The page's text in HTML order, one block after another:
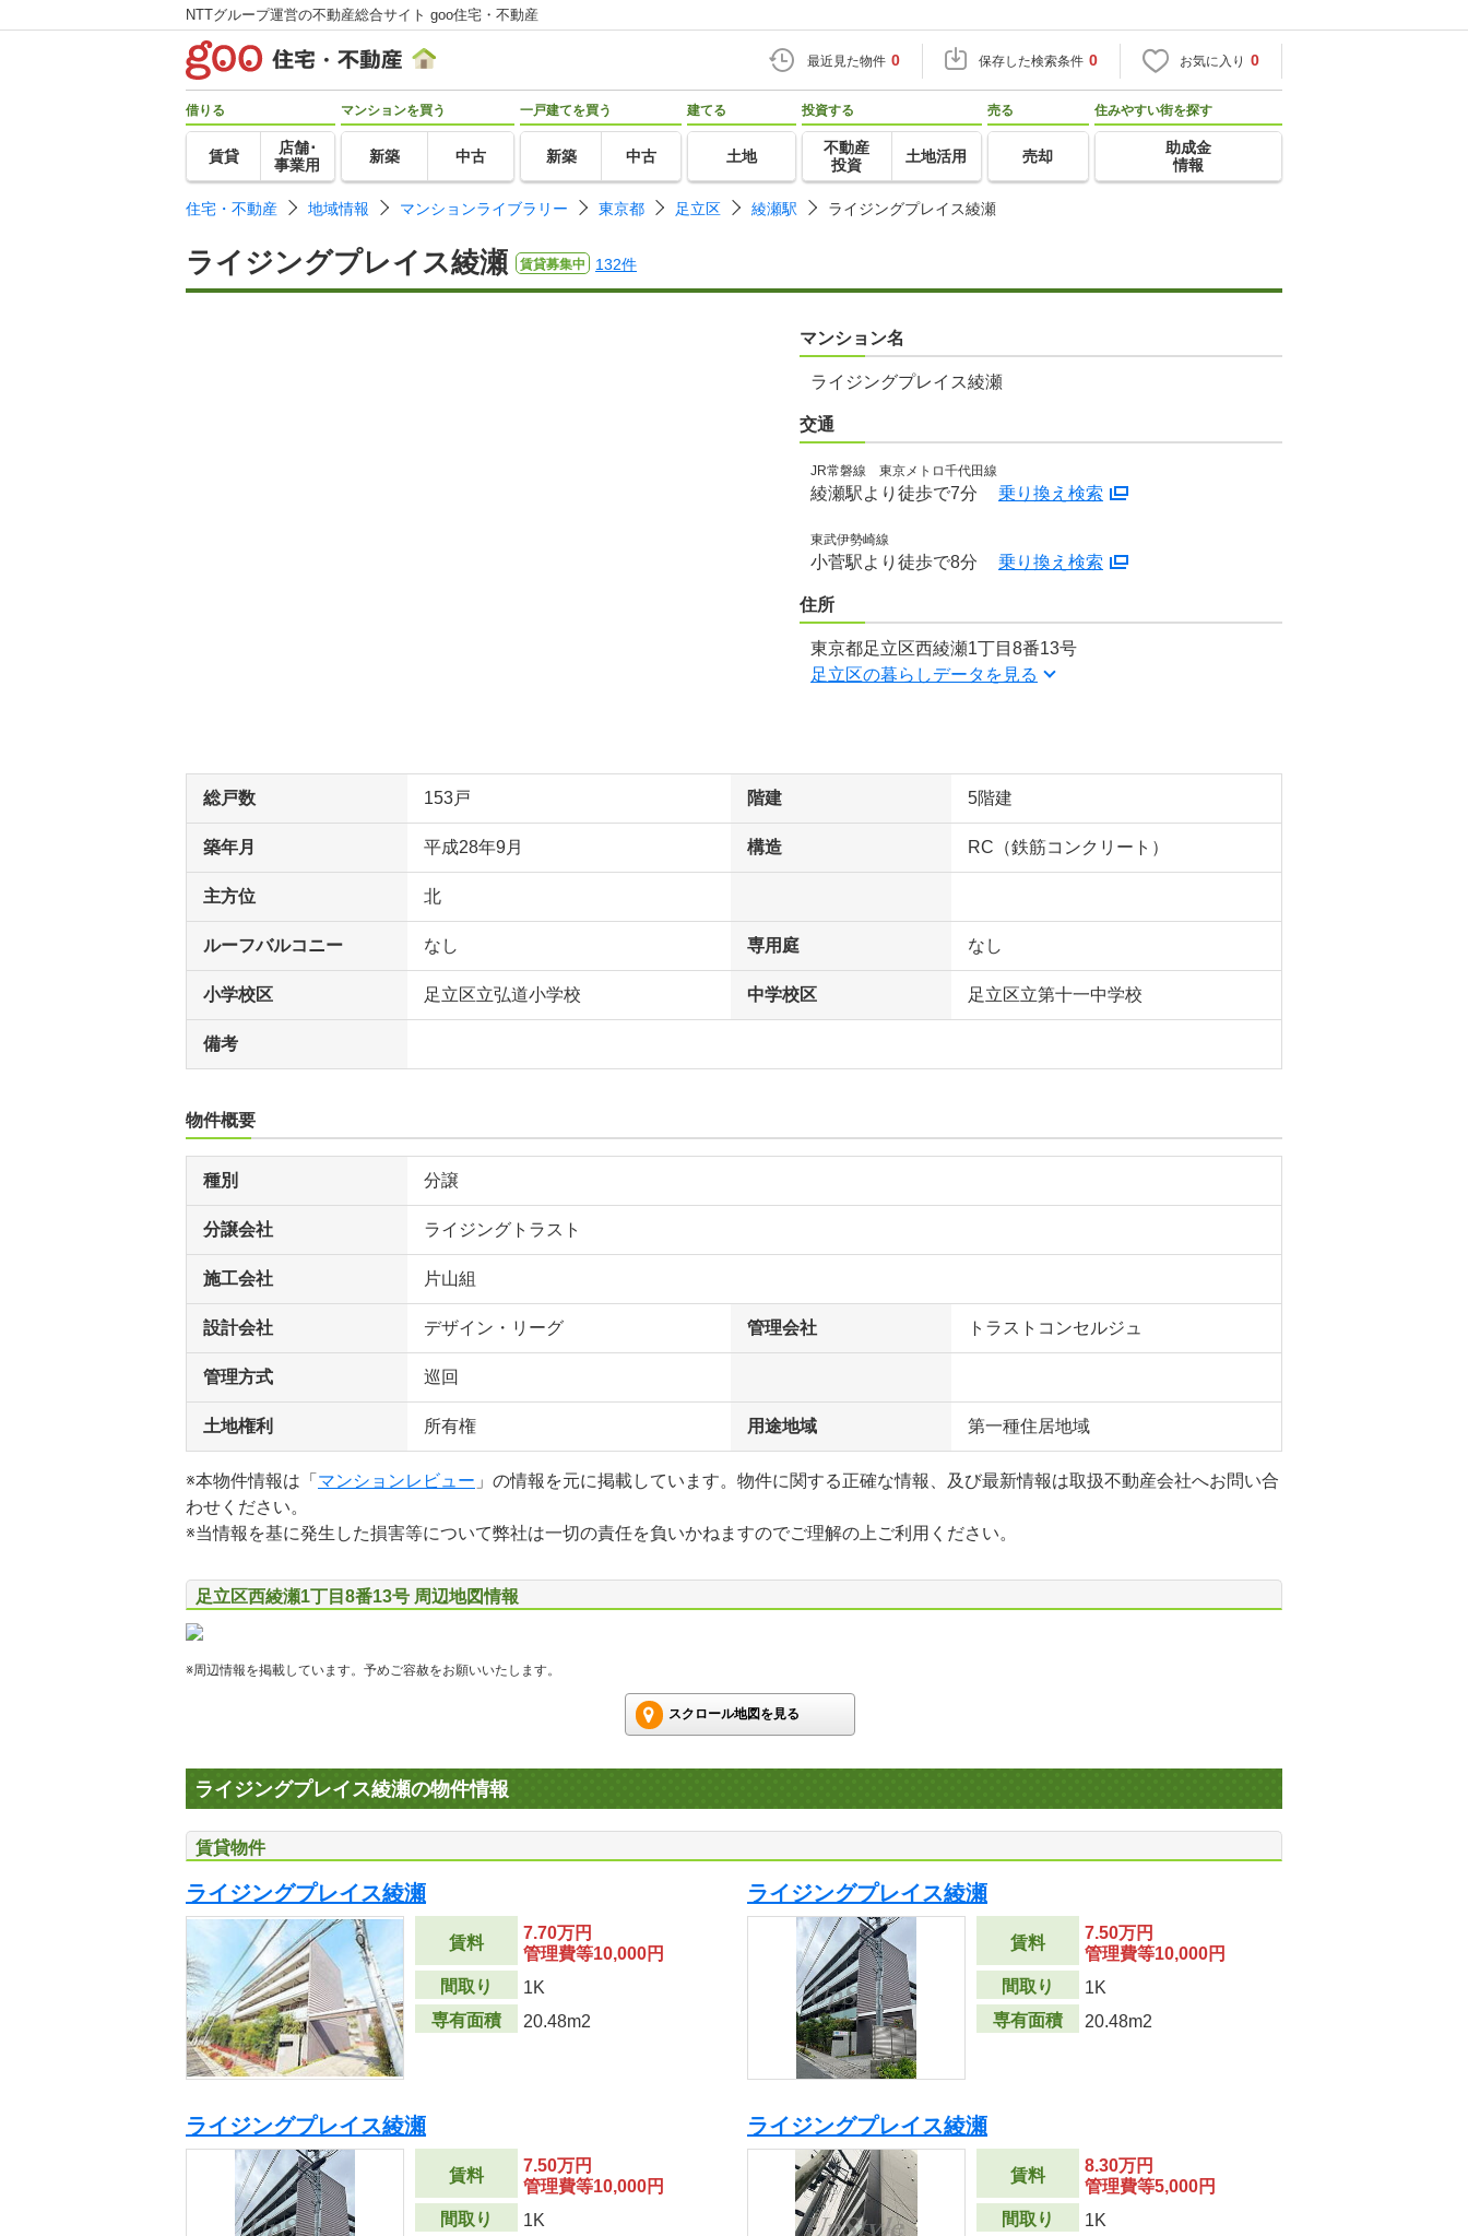
NTTグループ運営の不動産総合サイト goo住宅・不動産
最近見た物件 0 保存した検索条件 0 お気に入り 0
借りる
賃貸
店舗･
事業用
マンションを買う
新築 中古
一戸建てを買う
新築 中古
建てる
土地
投資する
不動産
投資
土地活用
売る
売却
住みやすい街を探す
助成金
情報
住宅・不動産 地域情報 マンションライブラリー 東京都 足立区 綾瀬駅 ライジングプレイス綾瀬
ライジングプレイス綾瀬 賃貸募集中 132件
マンション名
ライジングプレイス綾瀬
交通
JR常磐線 東京メトロ千代田線
綾瀬駅より徒歩で7分 乗り換え検索
東武伊勢崎線
小菅駅より徒歩で8分 乗り換え検索
住所
東京都足立区西綾瀬1丁目8番13号
足立区の暮らしデータを見る
総戸数 153戸 階建 5階建
築年月 平成28年9月 構造 RC（鉄筋コンクリート）
主方位 北
ルーフバルコニー なし 専用庭 なし
小学校区 足立区立弘道小学校 中学校区 足立区立第十一中学校
備考
物件概要
種別 分譲
分譲会社 ライジングトラスト
施工会社 片山組
設計会社 デザイン・リーグ 管理会社 トラストコンセルジュ
管理方式 巡回
土地権利 所有権 用途地域 第一種住居地域
※本物件情報は「 マンションレビュー 」の情報を元に掲載しています。物件に関する正確な情報、及び最新情報は取扱不動産会社へお問い合
わせください。
※当情報を基に発生した損害等について弊社は一切の責任を負いかねますのでご理解の上ご利用ください。
足立区西綾瀬1丁目8番13号 周辺地図情報
※周辺情報を掲載しています。予めご容赦をお願いいたします。
スクロール地図を見る
ライジングプレイス綾瀬の物件情報
賃貸物件
ライジングプレイス綾瀬
賃料
7.70万円
管理費等10,000円
間取り
1K
専有面積
20.48m2
ライジングプレイス綾瀬
賃料
7.50万円
管理費等10,000円
間取り
1K
専有面積
20.48m2
ライジングプレイス綾瀬
賃料
7.50万円
管理費等10,000円
間取り
1K
ライジングプレイス綾瀬
賃料
8.30万円
管理費等5,000円
間取り
1K